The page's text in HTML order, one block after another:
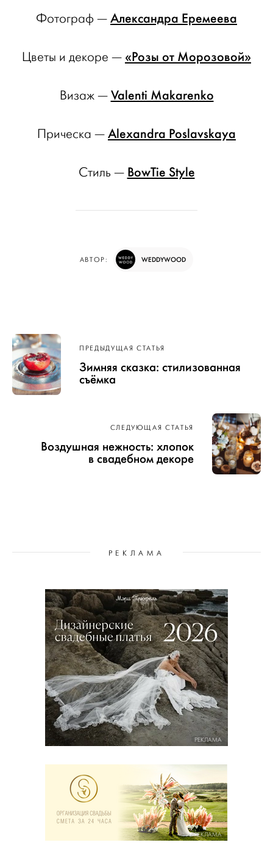
Фотограф — Александра Еремеева
Цветы и декоре — «Розы от Морозовой»
Визаж — Valenti Makarenko
Прическа — Alexandra Poslavskaya
Стиль — BowTie Style
АВТОР: WEDDYWOOD
Навигация
по записям
ПРЕДЫДУЩАЯ СТАТЬЯ
Зимняя сказка: стилизованная
съёмка
СЛЕДУЮЩАЯ СТАТЬЯ
Воздушная нежность: хлопок
в свадебном декоре
РЕКЛАМА
РЕКЛАМА
РЕКЛАМА